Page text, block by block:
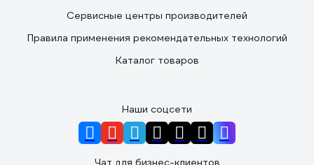
Сервисные центры производителей
Правила применения рекомендательных технологий
Каталог товаров
Наши соцсети
Чат для бизнес-клиентов